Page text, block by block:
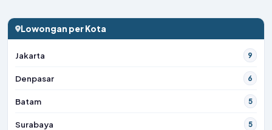
Lowongan per Kota
Jakarta 9
Denpasar 6
Batam 5
Surabaya 5